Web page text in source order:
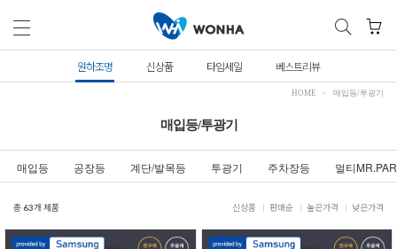
원하조명 신상품 타임세일 베스트리뷰
HOME 매입등/투광기
매입등/투광기
매입등 공장등 계단/발목등 투광기 주차장등 멀티
총63개 제품 신상품 판매순 높은가격 낮은가격